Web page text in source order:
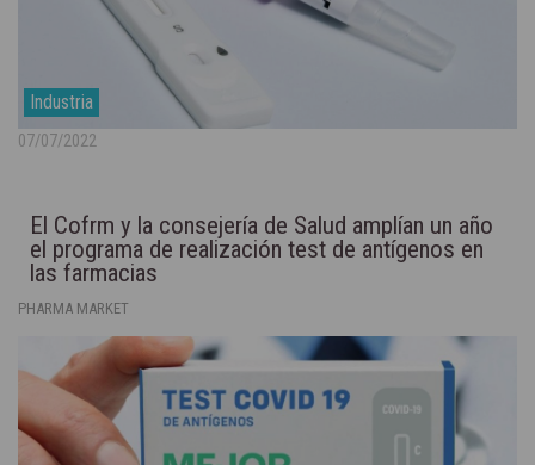
Industria
07/07/2022
El Cofrm y la consejería de Salud amplían un año
el programa de realización test de antígenos en
las farmacias
PHARMA MARKET